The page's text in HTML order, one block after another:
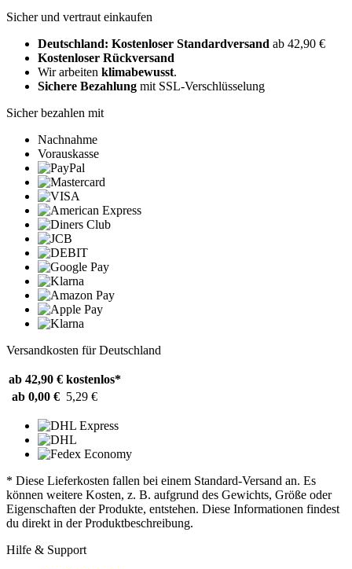
Sicher und vertraut einkaufen
Deutschland: Kostenloser Standardversand ab 42,90 €
Kostenloser Rückversand
Wir arbeiten klimabewusst.
Sichere Bezahlung mit SSL-Verschlüsselung
Sicher bezahlen mit
Nachnahme
Vorauskasse
Versandkosten für Deutschland
ab 42,90 € kostenlos*
ab 0,00 € 5,29 €
* Diese Lieferkosten fallen bei einem Standard-Versand an. Es
können weitere Kosten, z. B. aufgrund des Gewichts, Größe oder
Eigenschaften der Produkte, entstehen. Diese Informationen findest
du direkt in der Produktbeschreibung.
Hilfe & Support